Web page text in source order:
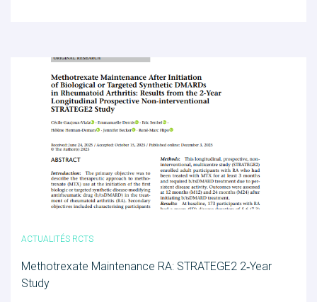
Contact
Accueil
ACTUALITÉS RCTS
Methotrexate Maintenance RA: STRATEGE2 2‑Year
Study